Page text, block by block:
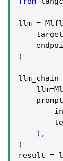
llm =
)
llm_chain
    llm
=
    prompt
) ,
)
result =